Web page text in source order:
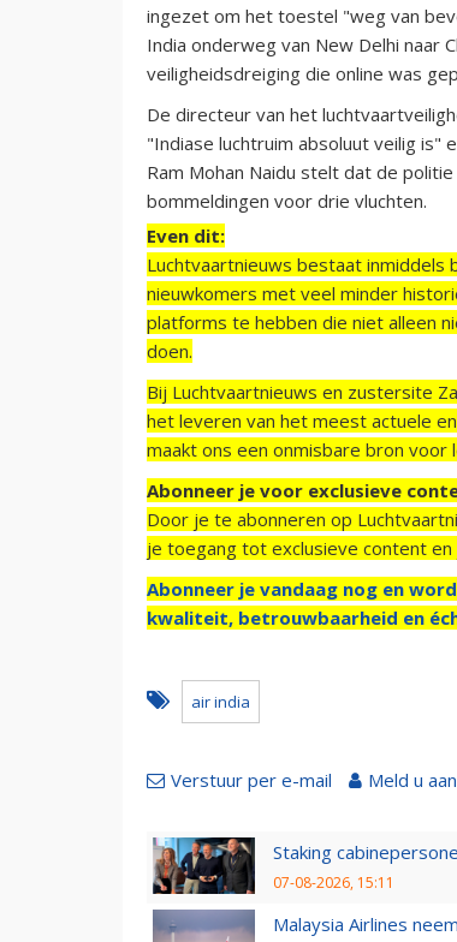
ingezet om het toestel "weg van
India onderweg van New Delhi naar
veiligheidsdreiging die online was
De directeur van het
"Indiase luchtruim absoluut veilig
Ram Mohan Naidu stelt dat de
bommeldingen voor drie vluchten.
Even dit:
Luchtvaartnieuws bestaat inmiddels
nieuwkomers met veel minder
platforms te hebben die niet alleen
doen.
Bij Luchtvaartnieuws en zustersite
het leveren van het meest actuele
maakt ons een onmisbare bron
Abonneer je voor exclusieve
Door je te abonneren op
je toegang tot exclusieve content
Abonneer je vandaag nog en
kwaliteit, betrouwbaarheid en
air india
Verstuur per e-mail Meld u
Staking
07-08-2026, 15:11
Malaysia Airlines